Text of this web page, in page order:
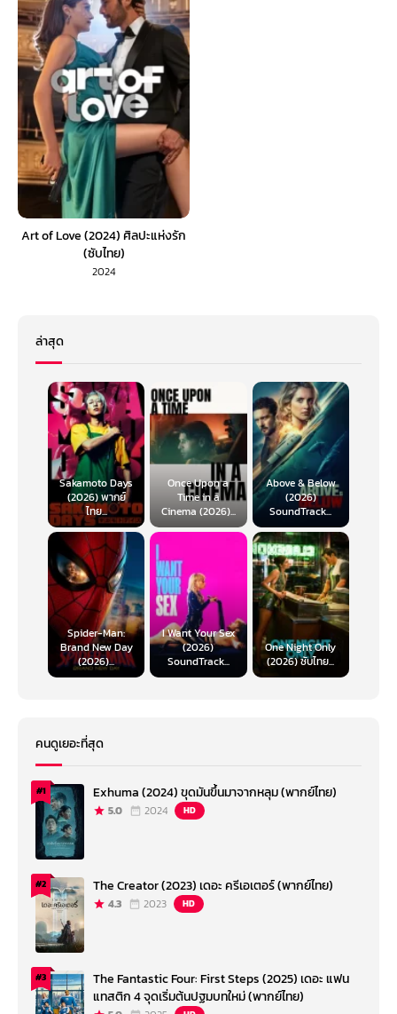
Art of Love (2024) ศิลปะแห่งรัก
(ซับไทย)
2024
ล่าสุด
Sakamoto Days
(2026) พากย์
ไทย...
Once Upon a
Time in a
Cinema (2026)...
Above & Below
(2026)
SoundTrack...
Spider-Man:
Brand New Day
(2026)...
I Want Your Sex
(2026)
SoundTrack...
One Night Only
(2026) ซับไทย...
คนดูเยอะที่สุด
#1 Exhuma (2024) ขุดมันขึ้นมาจากหลุม (พากย์ไทย)
5.0 2024 HD
#2 The Creator (2023) เดอะ ครีเอเตอร์ (พากย์ไทย)
4.3 2023 HD
#3
The Fantastic Four: First Steps (2025) เดอะ แฟน
แทสติก 4 จุดเริ่มต้นปฐมบทใหม่ (พากย์ไทย)